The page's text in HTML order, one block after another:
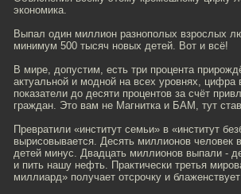
экономика.
Выпал один миллион разнополых взрослых
минимум 500 тысяч новых детей. Вот и всё!
В мире, допустим, есть три процента
актуальной и модной на всех уровнях,
показатели до десяти процентов за счёт
граждан. Это вам не Магнитка и БАМ, тут
Превратили «институт семьи» в «институт
вырисовывается. Десять миллионов человек
детей минус. Двадцать миллионов выпали -
и пить нашу нефть. Практически третья
миллиард» получает отсрочку и